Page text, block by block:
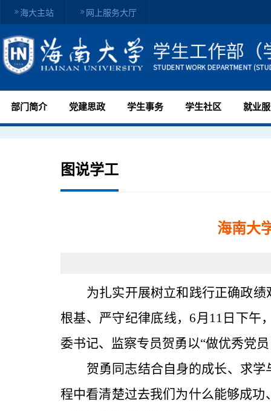
海大主站 网上服务大厅
部门简介 党建思政 学生事务 学生社区 就业
图说学工
海南大
为扎实开展树立和践行正确政
根基、严守纪律底线，6月11 日下午
委书记、 监察专员贺勇以“做优秀党
贺勇同志结合自身的成长、求
程中看清楚过去我们为什么能够成